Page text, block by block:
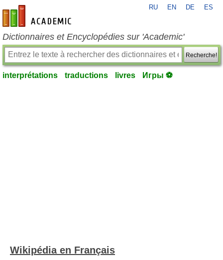
fr-academic.com
RU EN DE ES
Dictionnaires et Encyclopédies sur 'Academic'
Recherche!
interprétations traductions livres Игры ⚽
Wikipédia en Français